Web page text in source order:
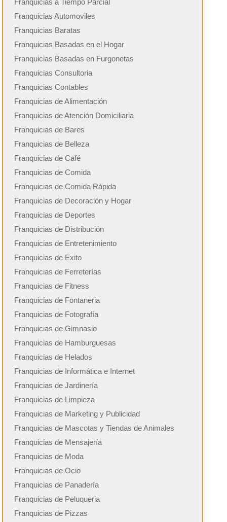
Franquicias Automoviles
Franquicias Baratas
Franquicias Basadas en el Hogar
Franquicias Basadas en Furgonetas
Franquicias Consultoria
Franquicias Contables
Franquicias de Alimentación
Franquicias de Atención Domiciliaria
Franquicias de Bares
Franquicias de Belleza
Franquicias de Café
Franquicias de Comida
Franquicias de Comida Rápida
Franquicias de Decoración y Hogar
Franquicias de Deportes
Franquicias de Distribución
Franquicias de Entretenimiento
Franquicias de Exito
Franquicias de Ferreterías
Franquicias de Fitness
Franquicias de Fontaneria
Franquicias de Fotografía
Franquicias de Gimnasio
Franquicias de Hamburguesas
Franquicias de Helados
Franquicias de Informática e Internet
Franquicias de Jardinería
Franquicias de Limpieza
Franquicias de Marketing y Publicidad
Franquicias de Mascotas y Tiendas de Animales
Franquicias de Mensajería
Franquicias de Moda
Franquicias de Ocio
Franquicias de Panadería
Franquicias de Peluqueria
Franquicias de Pizzas